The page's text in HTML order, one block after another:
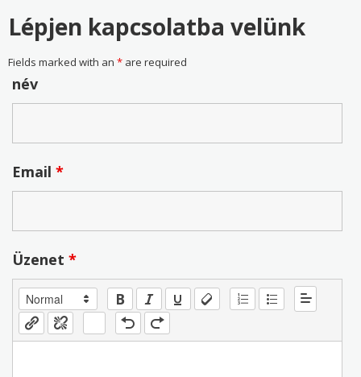
Lépjen kapcsolatba velünk
Fields marked with an *are required
név
Email *
Üzenet *